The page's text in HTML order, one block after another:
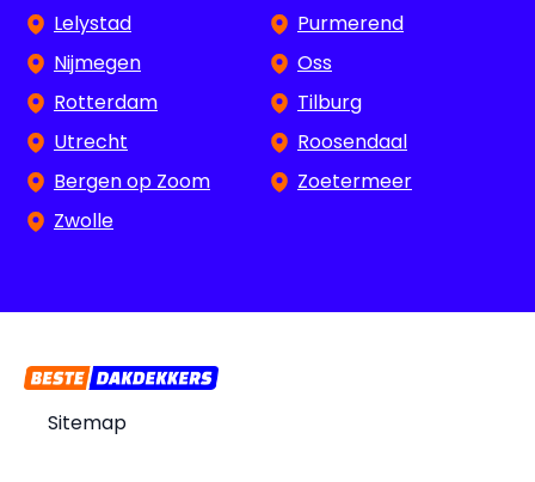
Lelystad
Purmerend
Nijmegen
Oss
Rotterdam
Tilburg
Utrecht
Roosendaal
Bergen op Zoom
Zoetermeer
Zwolle
Sitemap